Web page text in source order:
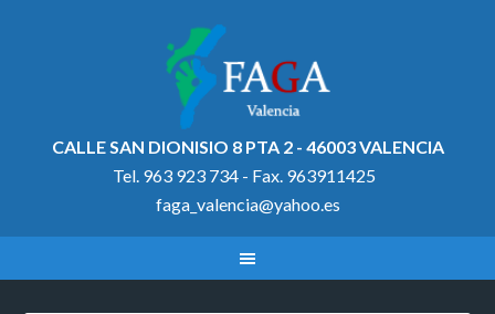
CALLE SAN DIONISIO 8 PTA 2 - 46003 VALENCIA
Tel. 963 923 734 - Fax. 963911425
faga_valencia@yahoo.es